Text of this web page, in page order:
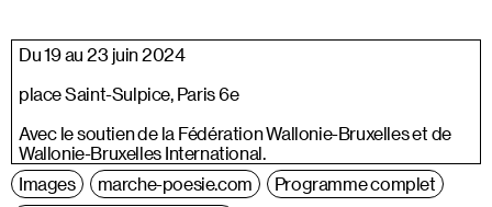
Du 19 au 23 juin 2024
place Saint-Sulpice, Paris 6e
Avec le soutien de la Fédération Wallonie-Bruxelles et de
Wallonie-Bruxelles International.
Images
marche-poesie.com
Programme complet